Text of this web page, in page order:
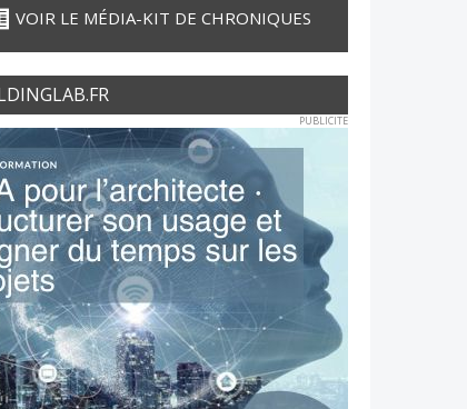
VOIR LE MÉDIA-KIT DE CHRONIQUES
PUBLICITE